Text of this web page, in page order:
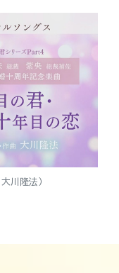
大川隆法）